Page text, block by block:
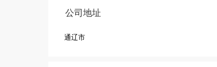
公司地址
通辽市